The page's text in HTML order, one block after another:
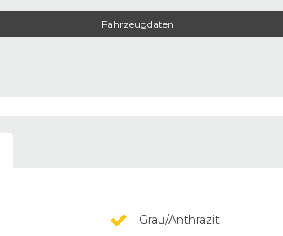
Fahrzeugdaten
Grau/Anthrazit